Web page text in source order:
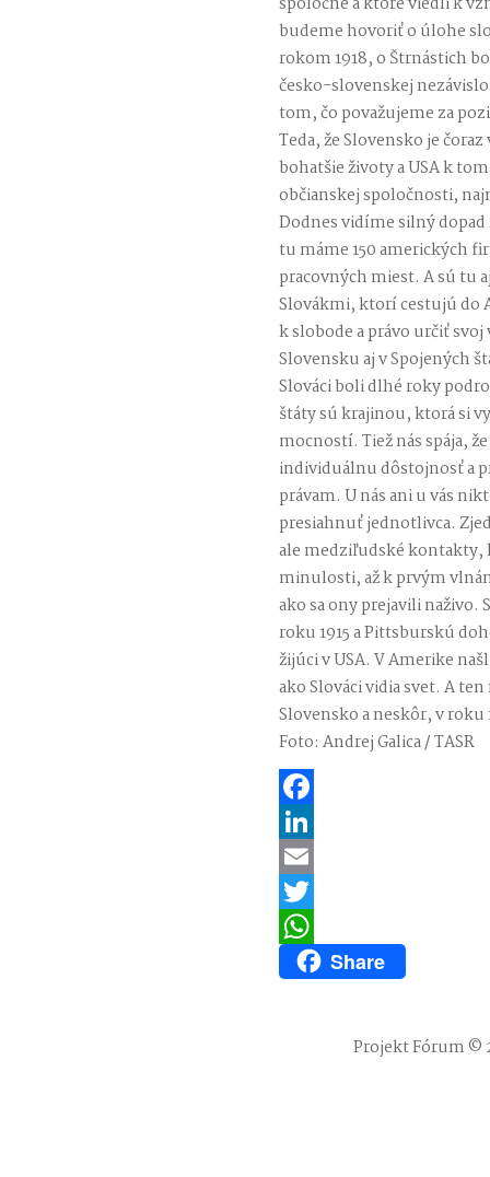
budeme hovoriť o úlohe
rokom 1918, o Štrnástich
česko-slovenskej
tom, čo považujeme za
Teda, že Slovensko je
bohatšie životy a USA k
občianskej spoločnosti,
Dodnes vidíme silný
tu máme 150 amerických
pracovných miest. A sú tu
Slovákmi, ktorí cestujú do
k slobode a právo určiť
Slovensku aj v Spojených
Slováci boli dlhé roky
štáty sú krajinou, ktorá si
mocností. Tiež nás spája,
individuálnu dôstojnosť a
právam. U nás ani u vás
presiahnuť jednotlivca.
ale medziľudské kontakty,
minulosti, až k prvým
ako sa ony prejavili
roku 1915 a Pittsburskú
žijúci v USA. V Amerike
ako Slováci vidia svet. A
Slovensko a neskôr, v
Foto: Andrej Galica / TASR
Facebook
LinkedIn
Email
Twitter
WhatsAppShare
Projekt Fórum ©